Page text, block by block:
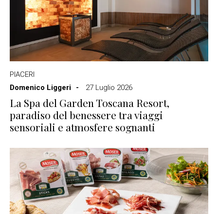
PIACERI
Domenico Liggeri
27 Luglio 2026
La Spa del Garden Toscana Resort,
paradiso del benessere tra viaggi
sensoriali e atmosfere sognanti